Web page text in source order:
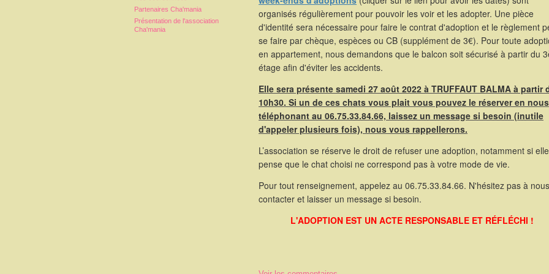
Partenaires Cha'mania
Présentation de l'association
Cha'mania
organisés régulièrement pour pouvoir les voir et les adopter. Une pièce
d'identité sera nécessaire pour faire le contrat d'adoption et le règlement
se faire par chèque, espèces ou CB (supplément de 3€). Pour toute
en appartement, nous demandons que le balcon soit sécurisé à partir du
étage afin d'éviter les accidents.
Elle sera présente samedi 27 août 2022 à TRUFFAUT BALMA à partir
10h30. Si un de ces chats vous plait vous pouvez le réserver en nous
téléphonant au 06.75.33.84.66, laissez un message si besoin (inutile
d'appeler plusieurs fois), nous vous rappellerons.
L’association se réserve le droit de refuser une adoption, notamment si elle
pense que le chat choisi ne correspond pas à votre mode de vie.
Pour tout renseignement, appelez au 06.75.33.84.66. N'hésitez pas à nous
contacter et laisser un message si besoin.
L'ADOPTION EST UN ACTE RESPONSABLE ET RÉFLÉCHI !